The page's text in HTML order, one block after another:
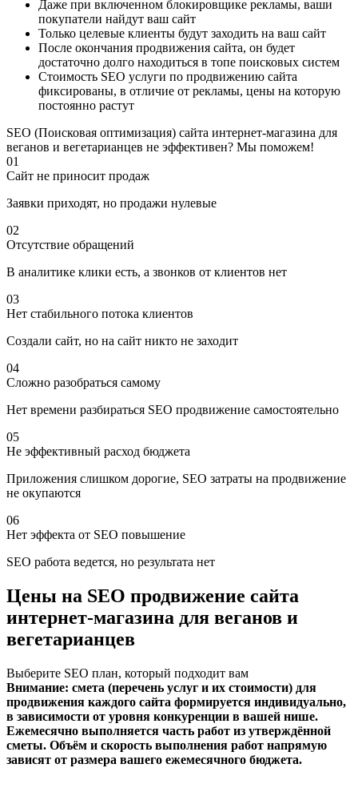
Даже при включенном блокировщике рекламы, ваши
покупатели найдут ваш сайт
Только целевые клиенты будут заходить на ваш сайт
После окончания продвижения сайта, он будет
достаточно долго находиться в топе поисковых систем
Стоимость SEO услуги по продвижению сайта
фиксированы, в отличие от рекламы, цены на которую
постоянно растут
SEO (Поисковая оптимизация) сайта интернет-магазина для
веганов и вегетарианцев не эффективен? Мы поможем!
01
Сайт не приносит продаж
Заявки приходят, но продажи нулевые
02
Отсутствие обращений
В аналитике клики есть, а звонков от клиентов нет
03
Нет стабильного потока клиентов
Создали сайт, но на сайт никто не заходит
04
Сложно разобраться самому
Нет времени разбираться SEO продвижение самостоятельно
05
Не эффективный расход бюджета
Приложения слишком дорогие, SEO затраты на продвижение
не окупаются
06
Нет эффекта от SEO повышение
SEO работа ведется, но результата нет
Цены на SEO продвижение сайта
интернет-магазина для веганов и
вегетарианцев
Выберите SEO план, который подходит вам
Внимание: смета (перечень услуг и их стоимости) для
продвижения каждого сайта формируется индивидуально,
в зависимости от уровня конкуренции в вашей нише.
Ежемесячно выполняется часть работ из утверждённой
сметы. Объём и скорость выполнения работ напрямую
зависят от размера вашего ежемесячного бюджета.